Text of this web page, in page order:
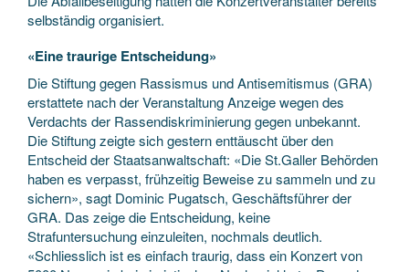
selbständig organisiert.
«Eine traurige Entscheidung»
Die Stiftung gegen Rassismus und Antisemitismus (GRA)
erstattete nach der Veranstaltung Anzeige wegen des
Verdachts der Rassendiskriminierung gegen unbekannt.
Die Stiftung zeigte sich gestern enttäuscht über den
Entscheid der Staatsanwaltschaft: «Die St.Galler Behörden
haben es verpasst, frühzeitig Beweise zu sammeln und zu
sichern», sagt Dominic Pugatsch, Geschäftsführer der
GRA. Das zeige die Entscheidung, keine
Strafuntersuchung einzuleiten, nochmals deutlich.
«Schliesslich ist es einfach traurig, dass ein Konzert von